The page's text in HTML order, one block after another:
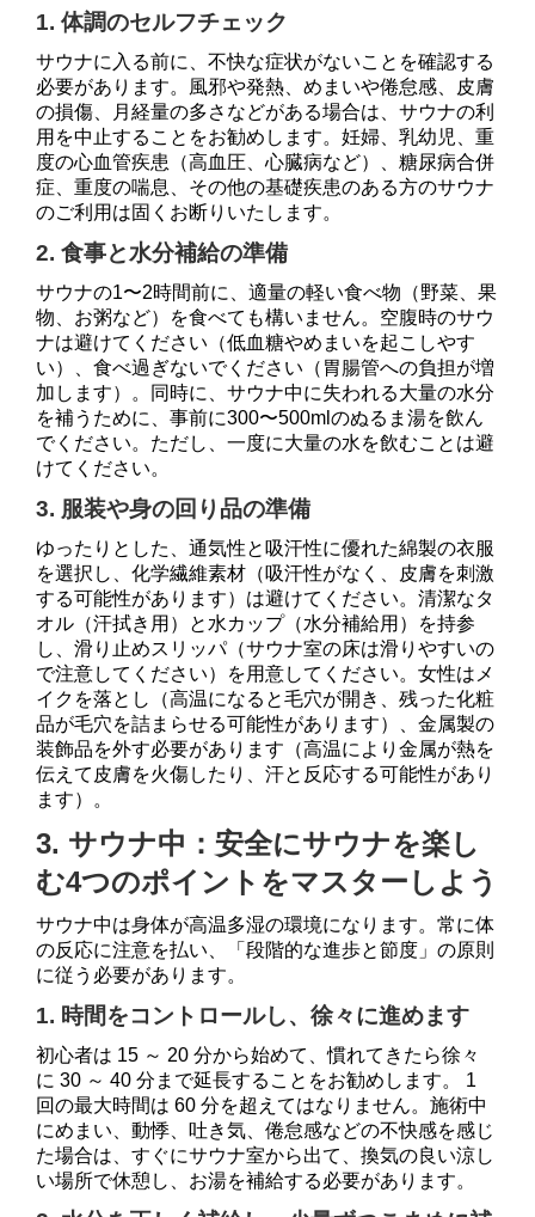
1. 体調のセルフチェック
サウナに入る前に、不快な症状がないことを確認する
必要があります。風邪や発熱、めまいや倦怠感、皮膚
の損傷、月経量の多さなどがある場合は、サウナの利
用を中止することをお勧めします。妊婦、乳幼児、重
度の心血管疾患（高血圧、心臓病など）、糖尿病合併
症、重度の喘息、その他の基礎疾患のある方のサウナ
のご利用は固くお断りいたします。
2. 食事と水分補給の準備
サウナの1〜2時間前に、適量の軽い食べ物（野菜、果
物、お粥など）を食べても構いません。空腹時のサウ
ナは避けてください（低血糖やめまいを起こしやす
い）、食べ過ぎないでください（胃腸管への負担が増
加します）。同時に、サウナ中に失われる大量の水分
を補うために、事前に300〜500mlのぬるま湯を飲ん
でください。ただし、一度に大量の水を飲むことは避
けてください。
3. 服装や身の回り品の準備
ゆったりとした、通気性と吸汗性に優れた綿製の衣服
を選択し、化学繊維素材（吸汗性がなく、皮膚を刺激
する可能性があります）は避けてください。清潔なタ
オル（汗拭き用）と水カップ（水分補給用）を持参
し、滑り止めスリッパ（サウナ室の床は滑りやすいの
で注意してください）を用意してください。女性はメ
イクを落とし（高温になると毛穴が開き、残った化粧
品が毛穴を詰まらせる可能性があります）、金属製の
装飾品を外す必要があります（高温により金属が熱を
伝えて皮膚を火傷したり、汗と反応する可能性があり
ます）。
3. サウナ中：安全にサウナを楽し
む4つのポイントをマスターしよう
サウナ中は身体が高温多湿の環境になります。常に体
の反応に注意を払い、「段階的な進歩と節度」の原則
に従う必要があります。
1. 時間をコントロールし、徐々に進めます
初心者は 15 ～ 20 分から始めて、慣れてきたら徐々
に 30 ～ 40 分まで延長することをお勧めします。 1
回の最大時間は 60 分を超えてはなりません。施術中
にめまい、動悸、吐き気、倦怠感などの不快感を感じ
た場合は、すぐにサウナ室から出て、換気の良い涼し
い場所で休憩し、お湯を補給する必要があります。